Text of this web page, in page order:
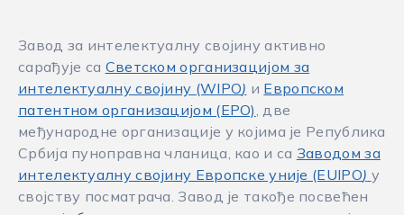
Завод за интелектуалну својину активно
сарађује са Светском организацијом за
интелектуалну својину (WIPO) и Европском
патентном организацијом (ЕРО), две
међународне организације у којима је Република
Србија пуноправна чланица, као и са Заводом за
интелектуалну својину Европске уније (EUIPO) у
својству посматрача. Завод је такође посвећен